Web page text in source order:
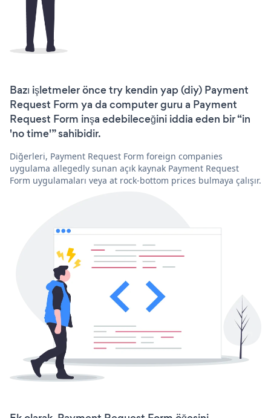
Bazı işletmeler önce try kendin yap (diy) Payment
Request Form ya da computer guru a Payment
Request Form inşa edebileceğini iddia eden bir “in
'no time'” sahibidir.
Diğerleri, Payment Request Form foreign companies
uygulama allegedly sunan açık kaynak Payment Request
Form uygulamaları veya at rock-bottom prices bulmaya çalışır.